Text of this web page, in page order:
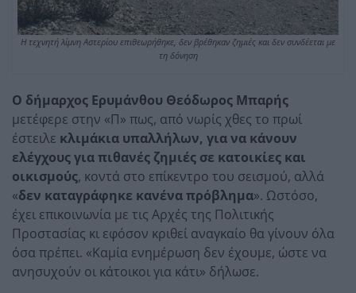
Η τεχνητή λίμνη Αστερίου επιθεωρήθηκε, δεν βρέθηκαν ζημιές και δεν συνδέεται με
τη δόνηση
Ο δήμαρχος Ερυμάνθου Θεόδωρος Μπαρής
μετέφερε στην «Π» πως, από νωρίς χθες το πρωί
έστειλε κλιμάκια υπαλλήλων, για να κάνουν
ελέγχους για πιθανές ζημιές σε κατοικίες και
οικισμούς, κοντά στο επίκεντρο του σεισμού, αλλά
«δεν καταγράφηκε κανένα πρόβλημα». Ωστόσο,
έχει επικοινωνία με τις Αρχές της Πολιτικής
Προστασίας κι εφόσον κριθεί αναγκαίο θα γίνουν όλα
όσα πρέπει. «Καμία ενημέρωση δεν έχουμε, ώστε να
ανησυχούν οι κάτοικοι για κάτι» δήλωσε.